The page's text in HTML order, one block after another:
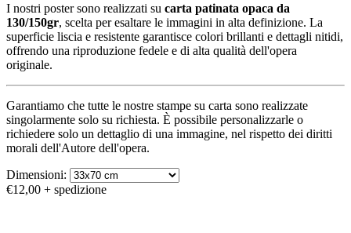
I nostri poster sono realizzati su carta patinata opaca da
130/150gr, scelta per esaltare le immagini in alta definizione. La
superficie liscia e resistente garantisce colori brillanti e dettagli nitidi,
offrendo una riproduzione fedele e di alta qualità dell'opera
originale.
Garantiamo che tutte le nostre stampe su carta sono realizzate
singolarmente solo su richiesta. È possibile personalizzarle o
richiedere solo un dettaglio di una immagine, nel rispetto dei diritti
morali dell'Autore dell'opera.
Dimensioni:
€12,00 + spedizione